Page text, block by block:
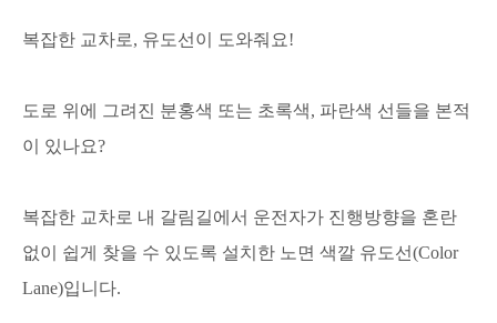
복잡한 교차로, 유도선이 도와줘요!
도로 위에 그려진 분홍색 또는 초록색, 파란색 선들을 본적
이 있나요?
복잡한 교차로 내 갈림길에서 운전자가 진행방향을 혼란
없이 쉽게 찾을 수 있도록 설치한 노면 색깔 유도선(Color
Lane)입니다.